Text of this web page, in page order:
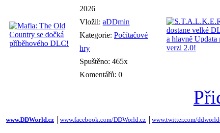
2026
Vložil: aDDmin
Kategorie: Počítačové
hry
Spuštěno: 465x
Komentářů: 0
www.DDWorld.cz www.facebook.com/DDWorld.cz www.twitter.com/